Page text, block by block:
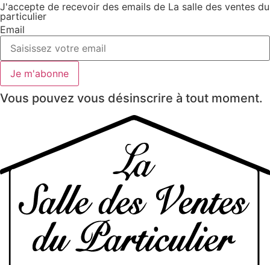
J'accepte de recevoir des emails de La salle des ventes du
particulier
Email
Je m'abonne
Vous pouvez vous désinscrire à tout moment.